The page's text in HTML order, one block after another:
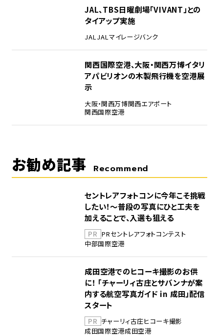
JAL、TBS日曜劇場「VIVANT」との
タイアップ実施
JALJALマイレージバンク
関西国際空港、大阪・関西万博イタリ
アパビリオンの木製飛行機を空港展
示
大阪・関西万博関西エアポート
関西国際空港
お勧め記事 Recommend
セントレアフォトコンに今年こそ挑戦
したい！～普段の写真にひと工夫を
加えることで、入選も狙える
PR PRセントレアフォトコンテスト
中部国際空港
成田空港でのヒコーキ撮影のお供
に！ 「チャーリィ古庄とサバンナが案
内する航空写真ガイド in 成田」配信
スタート
PR チャーリィ古庄ヒコーキ撮影
成田国際空港成田空港